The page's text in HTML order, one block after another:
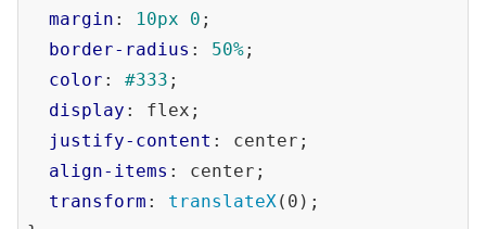
margin : 10px 0 ;
border-radius : 50%;
color : #333 ;
display : flex;
justify-content : center;
align-items : center;
transform : translateX(0);